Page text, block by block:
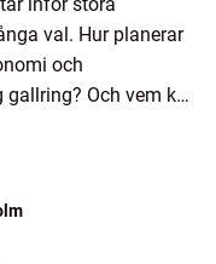
val. Hur planerar
och
Och vem kan